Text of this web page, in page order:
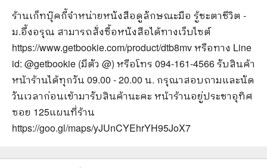
ร้านเก็ทบุ๊คกี้จำหน่ายหนังสือดูลักษณะมือ รู้ชะตาชีวิต -
ม.อึ้งอรุณ สามารถสั่งซื้อหนังสือได้ทางเว็บไซต์
https://www.getbookie.com/product/dtb8mvหรือทาง Line
id: @getbookie (มีตัว @) หรือโทร 094-161-4566 รับสินค้า
หน้าร้านได้ทุกวัน 09.00 - 20.00 น. กรุณาสอบถามและนัด
วันเวลาก่อนเข้ามารับสินค้านะคะ หน้าร้านอยู่ประชาอุทิศ
ซอย 125แผนที่ร้าน
https://goo.gl/maps/yJUnCYEhrYH95JoX7